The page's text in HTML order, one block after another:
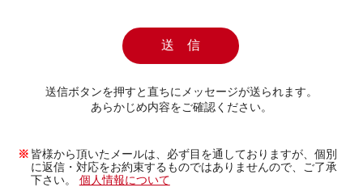
送信ボタンを押すと直ちにメッセージが送られます。
あらかじめ内容をご確認ください。
皆様から頂いたメールは、必ず目を通しておりますが、個別
に返信・対応をお約束するものではありませんので、ご了承
下さい。 個人情報について